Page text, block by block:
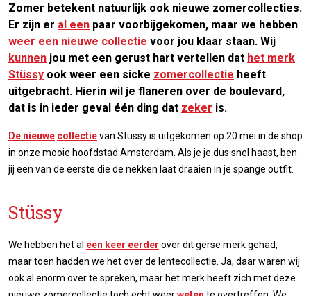
Zomer betekent natuurlijk ook nieuwe zomercollecties.
Er zijn er al een paar voorbijgekomen, maar we hebben
weer een nieuwe collectie voor jou klaar staan. Wij
kunnen jou met een gerust hart vertellen dat het merk
Stüssy ook weer een sicke zomercollectie heeft
uitgebracht. Hierin wil je flaneren over de boulevard,
dat is in ieder geval één ding dat zeker is.
De nieuwe collectievan Stüssy is uitgekomen op 20 mei in de shop
in onze mooie hoofdstad Amsterdam. Als je je dus snel haast, ben
jij een van de eerste die de nekken laat draaien in je spange outfit.
Stüssy
We hebben het al een keer eerder over dit gerse merk gehad,
maar toen hadden we het over de lentecollectie. Ja, daar waren wij
ook al enorm over te spreken, maar het merk heeft zich met deze